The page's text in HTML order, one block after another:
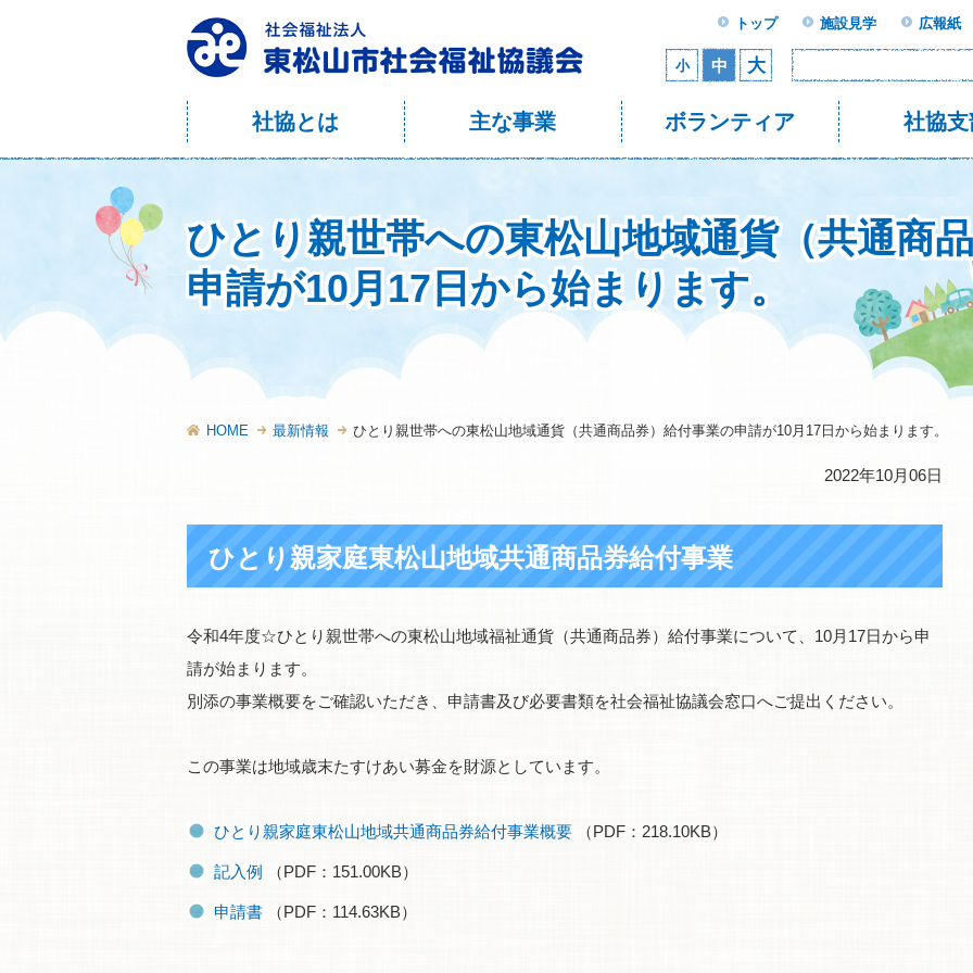
社協とは 主な事業 ボランティア 社協支
トップ 施設見学 広報紙
小 中 大
ひとり親世帯への東松山地域通貨（共通商
申請が10月17日から始まります。
HOME 最新情報 ひとり親世帯への東松山地域通貨（共通商品券）給付事業の申請が10月17日から始まります。
2022年10月06日
ひとり親家庭東松山地域共通商品券給付事業
令和4年度☆ひとり親世帯への東松山地域福祉通貨（共通商品券）給付事業について、10月17日から申
請が始まります。
別添の事業概要をご確認いただき、申請書及び必要書類を社会福祉協議会窓口へご提出ください。
この事業は地域歳末たすけあい募金を財源としています。
ひとり親家庭東松山地域共通商品券給付事業概要 （PDF：218.10KB）
記入例 （PDF：151.00KB）
申請書 （PDF：114.63KB）